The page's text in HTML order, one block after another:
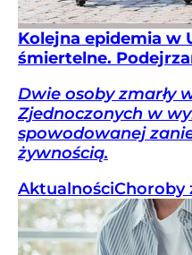
Kolejna epidemia w
śmiertelne.
Dwie osoby zmarły
Zjednoczonych w
spowodowanej
żywnością.
AktualnościChoroby